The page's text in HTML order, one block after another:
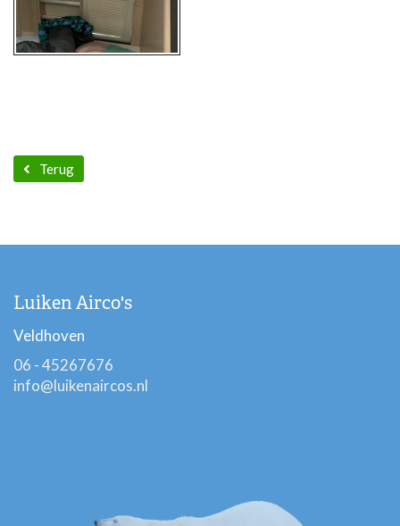
Terug
Luiken Airco's
Veldhoven
06 - 45267676
info@luikenaircos.nl